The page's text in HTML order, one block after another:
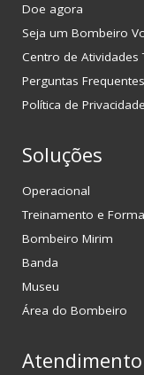
Doe agora
Seja um Bombeiro
Centro de Atividades
Perguntas Frequentes
Política de Privacidade
Soluções
Operacional
Treinamento e
Bombeiro Mirim
Banda
Museu
Área do Bombeiro
Atendimento